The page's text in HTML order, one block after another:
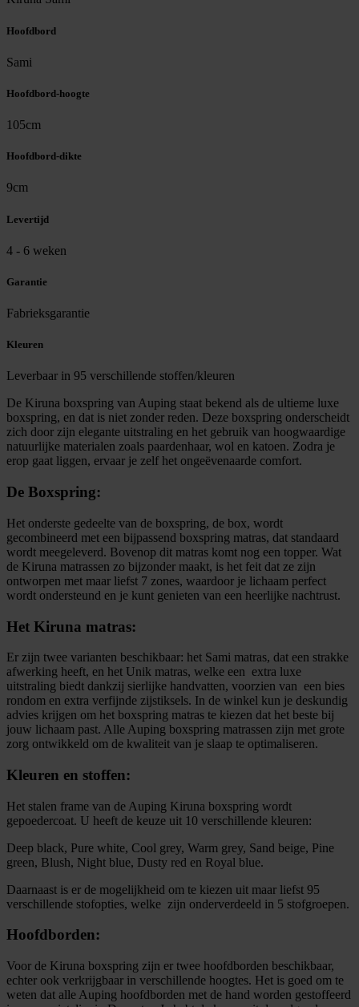
Hoofdbord
Sami
Hoofdbord-hoogte
105cm
Hoofdbord-dikte
9cm
Levertijd
4 - 6 weken
Garantie
Fabrieksgarantie
Kleuren
Leverbaar in 95 verschillende stoffen/kleuren
De Kiruna boxspring van Auping staat bekend als de ultieme luxe
boxspring, en dat is niet zonder reden. Deze boxspring onderscheidt
zich door zijn elegante uitstraling en het gebruik van hoogwaardige
natuurlijke materialen zoals paardenhaar, wol en katoen. Zodra je
erop gaat liggen, ervaar je zelf het ongeëvenaarde comfort.
De Boxspring:
Het onderste gedeelte van de boxspring, de box, wordt
gecombineerd met een bijpassend boxspring matras, dat standaard
wordt meegeleverd. Bovenop dit matras komt nog een topper. Wat
de Kiruna matrassen zo bijzonder maakt, is het feit dat ze zijn
ontworpen met maar liefst 7 zones, waardoor je lichaam perfect
wordt ondersteund en je kunt genieten van een heerlijke nachtrust.
Het Kiruna matras:
Er zijn twee varianten beschikbaar: het Sami matras, dat een strakke
afwerking heeft, en het Unik matras, welke een extra luxe
uitstraling biedt dankzij sierlijke handvatten, voorzien van een bies
rondom en extra verfijnde zijstiksels. In de winkel kun je deskundig
advies krijgen om het boxspring matras te kiezen dat het beste bij
jouw lichaam past. Alle Auping boxspring matrassen zijn met grote
zorg ontwikkeld om de kwaliteit van je slaap te optimaliseren.
Kleuren en stoffen:
Het stalen frame van de Auping Kiruna boxspring wordt
gepoedercoat. U heeft de keuze uit 10 verschillende kleuren:
Deep black, Pure white, Cool grey, Warm grey, Sand beige, Pine
green, Blush, Night blue, Dusty red en Royal blue.
Daarnaast is er de mogelijkheid om te kiezen uit maar liefst 95
verschillende stofopties, welke zijn onderverdeeld in 5 stofgroepen.
Hoofdborden:
Voor de Kiruna boxspring zijn er twee hoofdborden beschikbaar,
echter ook verkrijgbaar in verschillende hoogtes. Het is goed om te
weten dat alle Auping hoofdborden met de hand worden gestoffeerd